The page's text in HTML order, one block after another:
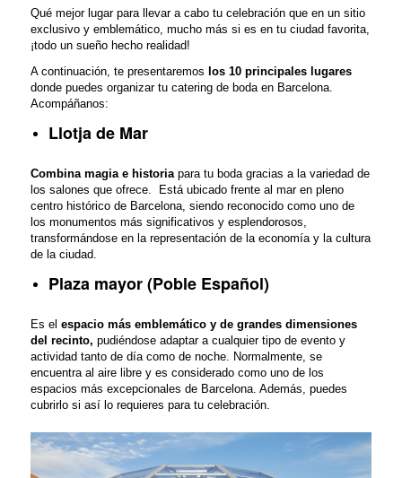
Qué mejor lugar para llevar a cabo tu celebración que en un sitio
exclusivo y emblemático, mucho más si es en tu ciudad favorita,
¡todo un sueño hecho realidad!
A continuación, te presentaremos los 10 principales lugares
donde puedes organizar tu catering de boda en Barcelona.
Acompáñanos:
Llotja de Mar
Combina magia e historiapara tu boda gracias a la variedad de
los salones que ofrece. Está ubicado frente al mar en pleno
centro histórico de Barcelona, siendo reconocido como uno de
los monumentos más significativos y esplendorosos,
transformándose en la representación de la economía y la cultura
de la ciudad.
Plaza mayor (Poble Español)
Es el espacio más emblemático y de grandes dimensiones
del recinto, pudiéndose adaptar a cualquier tipo de evento y
actividad tanto de día como de noche. Normalmente, se
encuentra al aire libre y es considerado como uno de los
espacios más excepcionales de Barcelona. Además, puedes
cubrirlo si así lo requieres para tu celebración.